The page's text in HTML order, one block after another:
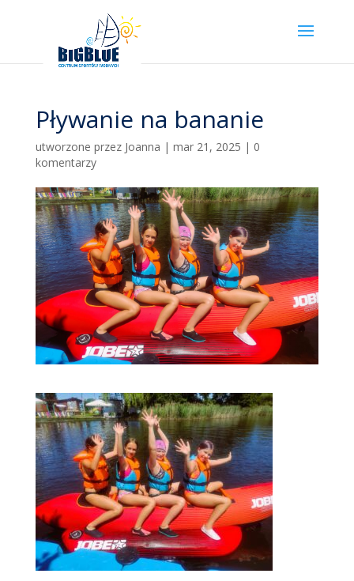
Pływanie na bananie
utworzone przez Joanna | mar 21, 2025 | 0
komentarzy